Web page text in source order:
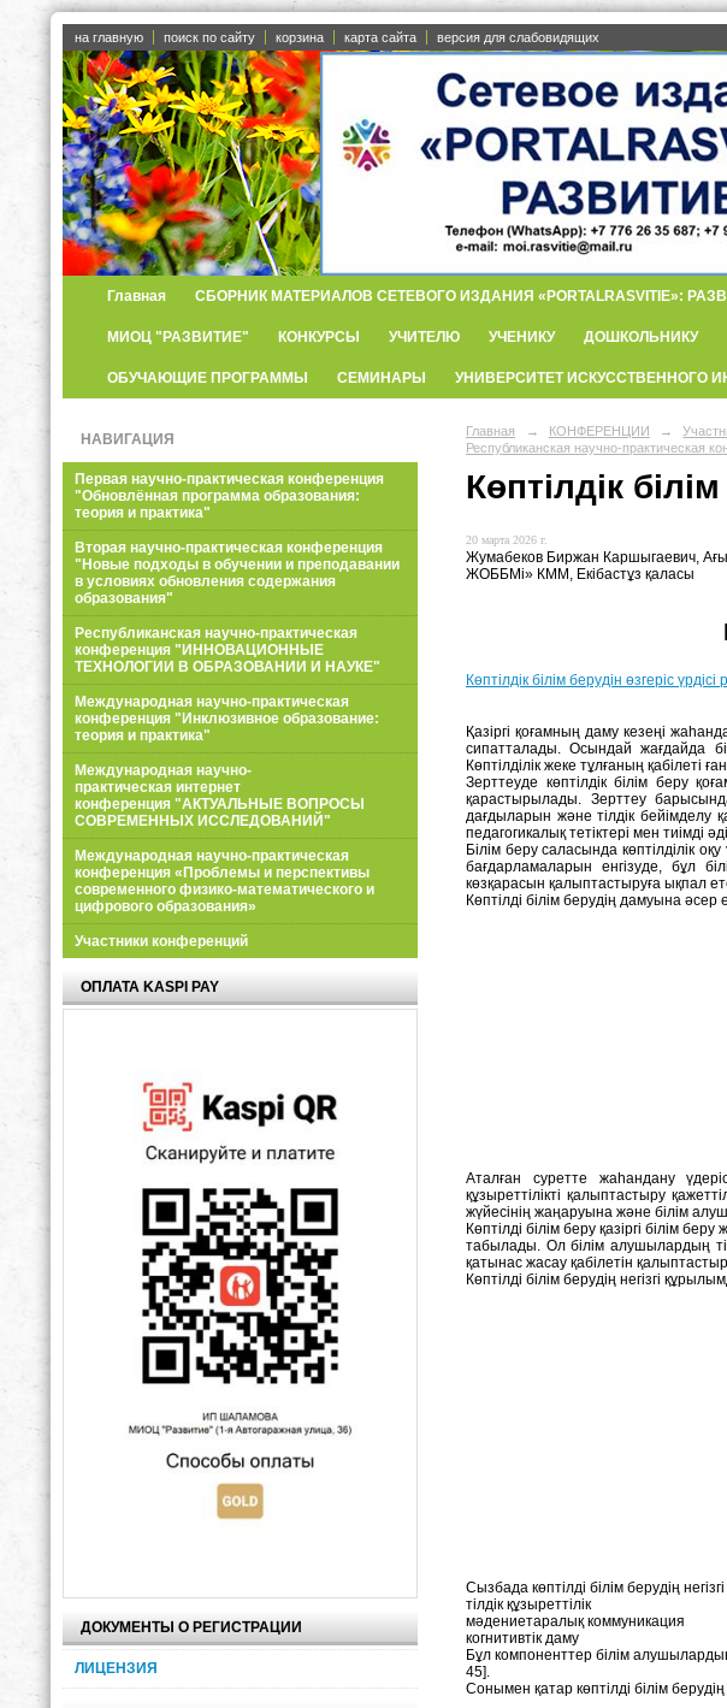
на главную поиск по сайту корзина карта сайта версия для слабовидящих
Главная СБОРНИК МАТЕРИАЛОВ СЕТЕВОГО ИЗДАНИЯ «PORTALRASVITIE»:
МИОЦ "РАЗВИТИЕ" КОНКУРСЫ УЧИТЕЛЮ УЧЕНИКУ ДОШКОЛЬНИКУ
ОБУЧАЮЩИЕ ПРОГРАММЫ СЕМИНАРЫ УНИВЕРСИТЕТ ИСКУССТВЕННОГО
НАВИГАЦИЯ
Первая научно-практическая конференция
"Обновлённая программа образования:
теория и практика"
Вторая научно-практическая конференция
"Новые подходы в обучении и преподавании
в условиях обновления содержания
образования"
Республиканская научно-практическая
конференция "ИННОВАЦИОННЫЕ
ТЕХНОЛОГИИ В ОБРАЗОВАНИИ И НАУКЕ"
Международная научно-практическая
конференция "Инклюзивное образование:
теория и практика"
Международная научно-
практическая интернет
конференция "АКТУАЛЬНЫЕ ВОПРОСЫ
СОВРЕМЕННЫХ ИССЛЕДОВАНИЙ"
Международная научно-практическая
конференция «Проблемы и перспективы
современного физико-математического и
цифрового образования»
Участники конференций
ОПЛАТА KASPI PAY
ДОКУМЕНТЫ О РЕГИСТРАЦИИ
ЛИЦЕНЗИЯ
Главная → КОНФЕРЕНЦИИ →
Республиканская научно-
Көптілдік
20 марта 2026 г.
Жумабеков Биржан Каршыгаевич,
ЖОББМі» КММ, Екібастұз қаласы
Көптілдік білім берудін өзгеріс үрдісі
Қазіргі қоғамның даму кезеңі
сипатталады. Осындай жағдайда
Көптілділік жеке тұлғаның
Зерттеуде көптілдік білім беру
қарастырылады. Зерттеу
дағдыларын және тілдік бейімделу
педагогикалық тетіктері мен тиімді
Білім беру саласында көптілділік
бағдарламаларын енгізуде, бұл
көзқарасын қалыптастыруға ықпал
Көптілді білім берудің дамуына әсер
Аталған суретте жаһандану
құзыреттілікті қалыптастыру
жүйесінің жаңаруына және білім
Көптілді білім беру қазіргі білім
табылады. Ол білім алушылардың
қатынас жасау қабілетін
Көптілді білім берудің негізгі
Сызбада көптілді білім берудің
тілдік құзыреттілік
мәдениетаралық коммуникация
когнитивтік даму
Бұл компоненттер білім
45].
Сонымен қатар көптілді білім